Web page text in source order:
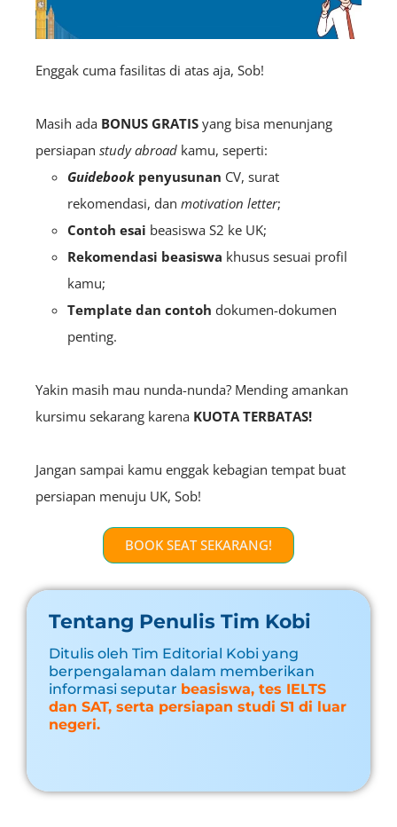
Enggak cuma fasilitas di atas aja, Sob!
Masih ada BONUS GRATIS yang bisa menunjang
persiapan study abroad kamu, seperti:
Guidebook penyusunan CV, surat
rekomendasi, dan motivation letter;
Contoh esai beasiswa S2 ke UK;
Rekomendasi beasiswa khusus sesuai profil
kamu;
Template dan contoh dokumen-dokumen
penting.
Yakin masih mau nunda-nunda? Mending amankan
kursimu sekarang karena KUOTA TERBATAS!
Jangan sampai kamu enggak kebagian tempat buat
persiapan menuju UK, Sob!
BOOK SEAT SEKARANG!
Tentang Penulis Tim Kobi
Ditulis oleh Tim Editorial Kobi yang
berpengalaman dalam memberikan
informasi seputar beasiswa, tes IELTS
dan SAT, serta persiapan studi S1 di luar
negeri.